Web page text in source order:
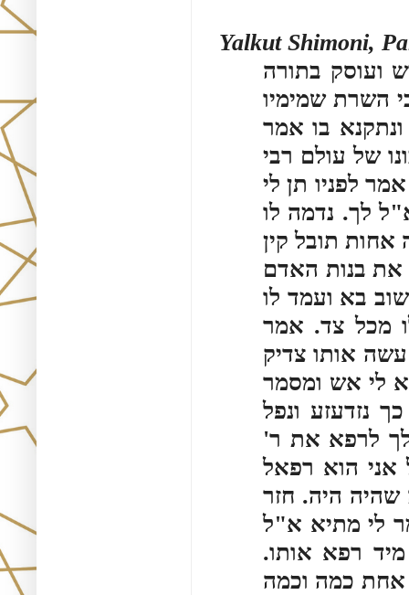
Yalkut Shimoni,
ועוסק בתורה
השרת שמימיו
בו אמר
של עולם רבי
לפניו תן לי
לך. נדמה לו
תובל קין
את בנות האדם
שוב בא ועמד לו
מכל צד. אמר
אותו צדיק
לי אש ומסמר
נזדעזע ונפל
לרפא את ר'
הוא רפאל
היה. חזר
לי מתיא א"ל
רפא אותו.
אחת כמה וכמה